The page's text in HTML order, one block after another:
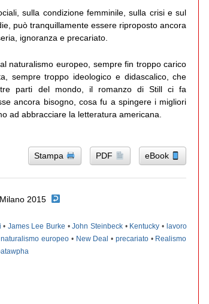
sulla condizione femminile, sulla crisi e sul
può tranquillamente essere riproposto ancora
ignoranza e precariato.
naturalismo europeo, sempre fin troppo carico
sempre troppo ideologico e didascalico, che
parti del mondo, il romanzo di Still ci fa
ancora bisogno, cosa fu a spingere i migliori
ad abbracciare la letteratura americana.
Stampa PDF eBook
2015
• James Lee Burke •John Steinbeck• Kentucky • lavoro
naturalismo europeo• New Deal • precariato• Realismo